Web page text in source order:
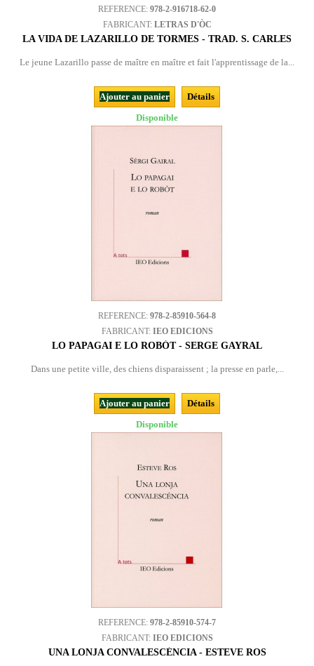
REFERENCE: 978-2-916718-62-0
FABRICANT: LETRAS D'ÒC
LA VIDA DE LAZARILLO DE TORMES - TRAD. S. CARLES
Le jeune Lazarillo passe de maître en maître et fait l'apprentissage de la...
Ajouter au panier
Détails
Disponible
REFERENCE: 978-2-85910-564-8
FABRICANT: IEO EDICIONS
LO PAPAGAI E LO ROBÒT - SERGE GAYRAL
Dans une petite ville, des chiens disparaissent ; la presse en parle,...
Ajouter au panier
Détails
Disponible
REFERENCE: 978-2-85910-574-7
FABRICANT: IEO EDICIONS
UNA LONJA CONVALESCÉNCIA - ESTEVE ROS